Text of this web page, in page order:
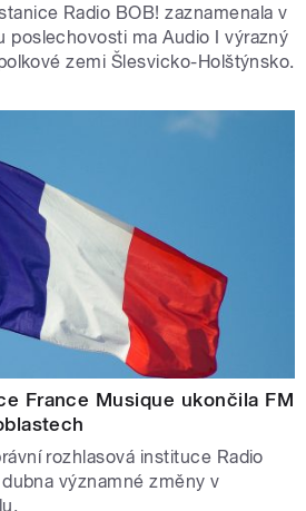
Radio BOB! zaznamenala v
poslechovosti ma Audio I výrazný
zemi Šlesvicko-Holštýnsko.
France Musique ukončila FM
rozhlasová instituce Radio
významné změny v